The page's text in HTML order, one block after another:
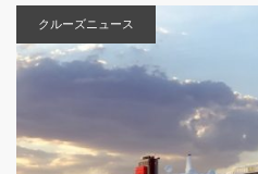
クルーズニュース